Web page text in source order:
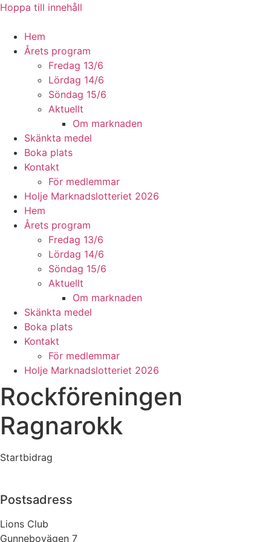
Hoppa till innehåll
Hem
Årets program
Fredag 13/6
Lördag 14/6
Söndag 15/6
Aktuellt
Om marknaden
Skänkta medel
Boka plats
Kontakt
För medlemmar
Holje Marknadslotteriet 2026
Hem
Årets program
Fredag 13/6
Lördag 14/6
Söndag 15/6
Aktuellt
Om marknaden
Skänkta medel
Boka plats
Kontakt
För medlemmar
Holje Marknadslotteriet 2026
Rockföreningen
Ragnarokk
Startbidrag
Postsadress
Lions Club
Gunnebovägen 7